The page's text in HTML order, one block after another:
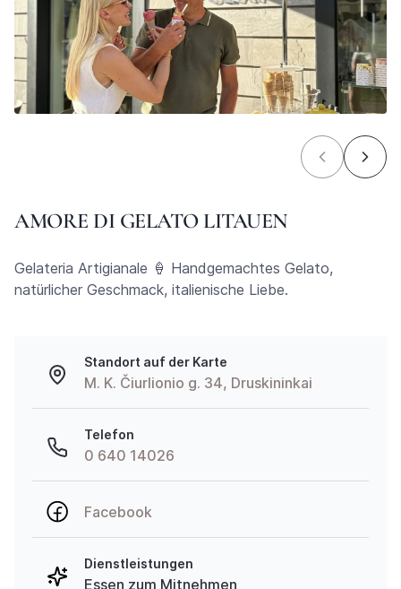
AMORE DI GELATO LITAUEN
Gelateria Artigianale 🍦 Handgemachtes Gelato,
natürlicher Geschmack, italienische Liebe.
Standort auf der Karte
M. K. Čiurlionio g. 34, Druskininkai
Telefon
0 640 14026
Facebook
Dienstleistungen
Essen zum Mitnehmen